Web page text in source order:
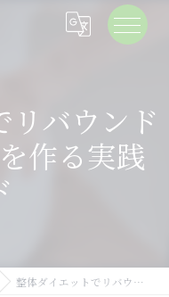
リバウンド
作る実践
整体ダイエットでリバウンドしない痩せ体質を作る実践ガイド